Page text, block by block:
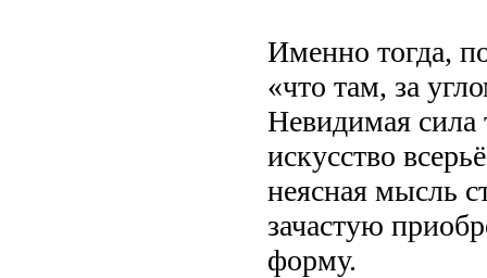
Именно тогда,
«что там, за
Невидимая сила
искусство
неясная мысль
зачастую
форму.